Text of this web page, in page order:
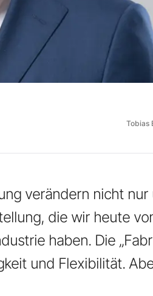
Tobias
verändern nicht nur
die wir heute
haben. Die
und Flexibilität.